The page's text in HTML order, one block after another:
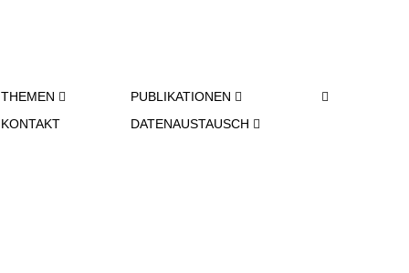
THEMEN
PU­BLI­KA­TIO­NEN
KONTAKT DA­TEN­AUS­TAUSCH
SU­